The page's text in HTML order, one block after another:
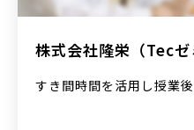
株式会社隆栄（Tecゼ
すき間時間を活用し授業